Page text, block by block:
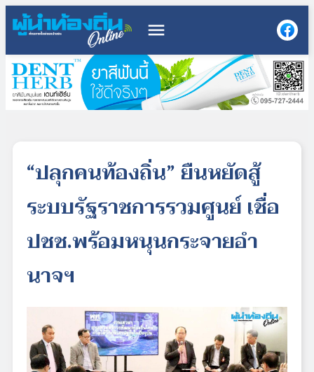
menu
“ปลุกคนท้องถิ่น” ยืนหยัดสู้
ระบบรัฐราชการรวมศูนย์ เชื่อ
ปชช.พร้อมหนุนกระจายอำ
นาจฯ